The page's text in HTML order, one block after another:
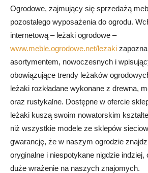
Ogrodowe, zajmujący się sprzedażą
pozostałego wyposażenia do ogrodu.
internetową – leżaki ogrodowe –
www.meble.ogrodowe.net/lezaki
asortymentem, nowoczesnych i
obowiązujące trendy leżaków
leżaki rozkładane wykonane z drewna,
oraz rustykalne. Dostępne w ofercie
leżaki kuszą swoim nowatorskim
niż wszystkie modele ze sklepów
gwarancję, że w naszym ogrodzie
oryginalne i niespotykane nigdzie indziej,
duże wrażenie na naszych znajomych.